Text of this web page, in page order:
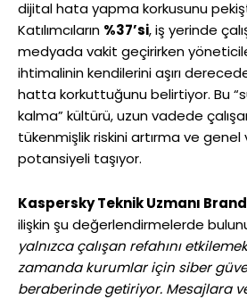
dijital hata yapma korkusunu
Katılımcıların %37’si, iş yerinde
medyada vakit geçirirken
ihtimalinin kendilerini aşırı
hatta korkuttuğunu belirtiyor. Bu
kalma” kültürü, uzun vadede
tükenmişlik riskini artırma ve
potansiyeli taşıyor.
Kaspersky Teknik Uzmanı
ilişkin şu değerlendirmelerde
yalnızca çalışan refahını
zamanda kurumlar için siber
beraberinde getiriyor. Mesajlara